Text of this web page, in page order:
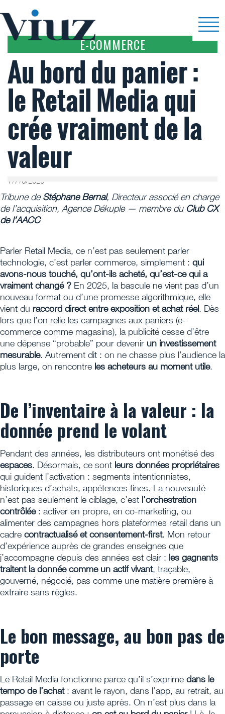
E-COMMERCE
Au bord du panier :
le Retail Media qui
crée vraiment de la
valeur
17/10/2025
Tribune deStéphane Bernal, Directeur associé en charge
de l’acquisition, Agence Dékuple — membre du Club CX
de l’AACC
Parler Retail Media, ce n’est pas seulement parler
technologie, c’est parler commerce, simplement : qui
avons-nous touché, qu’ont-ils acheté, qu’est-ce qui a
vraiment changé ? En 2025, la bascule ne vient pas d’un
nouveau format ou d’une promesse algorithmique, elle
vient du raccord direct entre exposition et achat réel. Dès
lors que l’on relie les campagnes aux paniers (e-
commerce comme magasins), la publicité cesse d’être
une dépense “probable” pour devenir un investissement
mesurable. Autrement dit : on ne chasse plus l’audience la
plus large, on rencontre les acheteurs au moment utile.
De l’inventaire à la valeur : la
donnée prend le volant
Pendant des années, les distributeurs ont monétisé des
espaces. Désormais, ce sont leurs données propriétaires
qui guident l’activation : segments intentionnistes,
historiques d’achats, appétences fines. La nouveauté
n’est pas seulement le ciblage, c’est l’orchestration
contrôlée: activer en propre, en co-marketing, ou
alimenter des campagnes hors plateformes retail dans un
cadre contractualisé et consentement-first. Mon retour
d’expérience auprès de grandes enseignes que
j’accompagne depuis des années est clair : les gagnants
traitent la donnée comme un actif vivant, traçable,
gouverné, négocié, pas comme une matière première à
extraire sans règles.
Le bon message, au bon pas de
porte
Le Retail Media fonctionne parce qu’il s’exprime dans le
tempo de l’achat: avant le rayon, dans l’app, au retrait, au
passage en caisse ou juste après. On n’est plus dans la